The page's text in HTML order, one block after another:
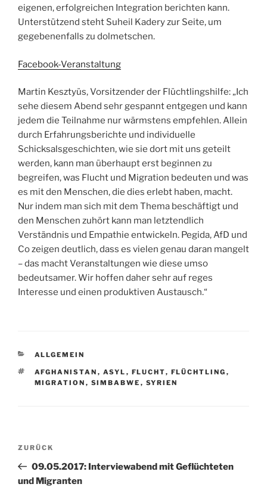
eigenen, erfolgreichen Integration berichten kann.
Unterstützend steht Suheil Kadery zur Seite, um
gegebenenfalls zu dolmetschen.
Facebook-Veranstaltung
Martin Kesztyüs, Vorsitzender der Flüchtlingshilfe: „Ich
sehe diesem Abend sehr gespannt entgegen und kann
jedem die Teilnahme nur wärmstens empfehlen. Allein
durch Erfahrungsberichte und individuelle
Schicksalsgeschichten, wie sie dort mit uns geteilt
werden, kann man überhaupt erst beginnen zu
begreifen, was Flucht und Migration bedeuten und was
es mit den Menschen, die dies erlebt haben, macht.
Nur indem man sich mit dem Thema beschäftigt und
den Menschen zuhört kann man letztendlich
Verständnis und Empathie entwickeln. Pegida, AfD und
Co zeigen deutlich, dass es vielen genau daran mangelt
– das macht Veranstaltungen wie diese umso
bedeutsamer. Wir hoffen daher sehr auf reges
Interesse und einen produktiven Austausch.“
KATEGORIEN
ALLGEMEIN
SCHLAGWÖRTER
AFGHANISTAN , ASYL , FLUCHT, FLÜCHTLING ,
MIGRATION , SIMBABWE , SYRIEN
Beitragsnavigation
Vorheriger
Beitrag
ZURÜCK
09.05.2017: Interviewabend mit Geflüchteten
und Migranten